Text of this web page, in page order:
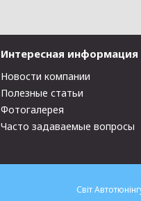
Интересная информация
Новости компании
Полезные статьи
Фотогалерея
Часто задаваемые вопросы